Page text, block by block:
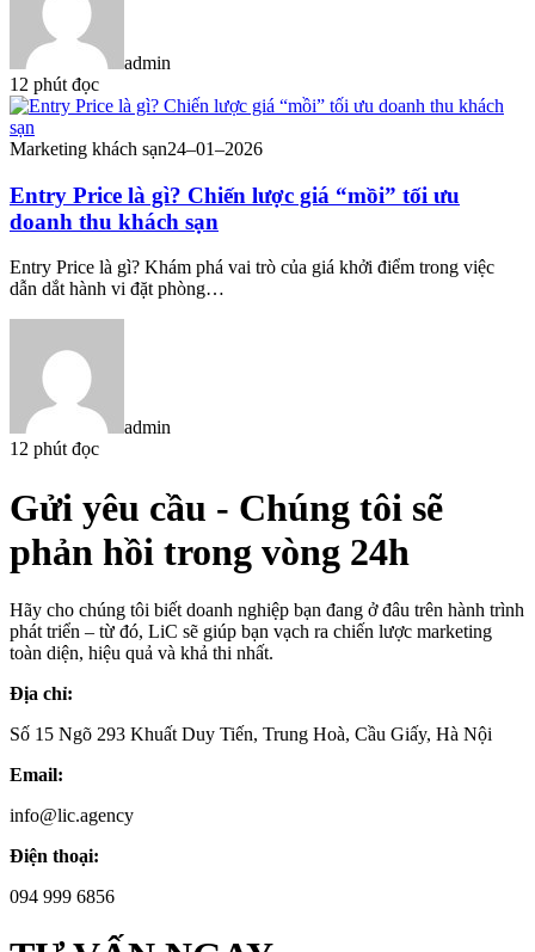
admin
12 phút đọc
Marketing khách sạn24–01–2026
Entry Price là gì? Chiến lược giá “mồi” tối ưu
doanh thu khách sạn
Entry Price là gì? Khám phá vai trò của giá khởi điểm trong việc
dẫn dắt hành vi đặt phòng…
admin
12 phút đọc
Gửi yêu cầu - Chúng tôi sẽ
phản hồi trong vòng 24h
Hãy cho chúng tôi biết doanh nghiệp bạn đang ở đâu trên hành trình
phát triển – từ đó, LiC sẽ giúp bạn vạch ra chiến lược marketing
toàn diện, hiệu quả và khả thi nhất.
Địa chỉ:
Số 15 Ngõ 293 Khuất Duy Tiến, Trung Hoà, Cầu Giấy, Hà Nội
Email:
info@lic.agency
Điện thoại:
094 999 6856